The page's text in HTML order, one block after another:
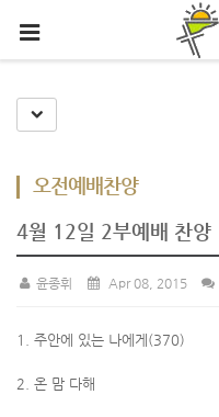
Toggle Dropdown
오전예배찬양
4월 12일 2부예배 찬양
윤종휘 Apr 08, 2015
1. 주안에 있는 나에게(370)
2. 온 맘 다해